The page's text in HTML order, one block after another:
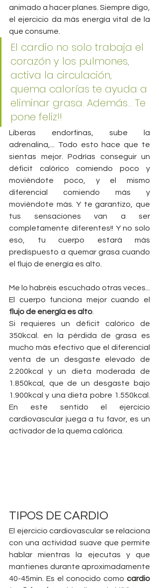
animado a hacer planes. Siempre digo,
el ejercicio da más energía vital de la
que consume.
El cardio no solo trabaja el
corazón y los pulmones,
activa la circulación,
quema calorías te ayuda a
eliminar grasa. Además... Te
pone feliz!!
Liberas endorfinas, sube la
adrenalina,... Todo esto hace que te
sientas mejor. Podrías conseguir un
déficit calórico comiendo poco y
moviéndote poco, y el mismo
diferencial comiendo más y
moviéndote más. Y te garantizo, que
tus sensaciones van a ser
completamente diferentes!! Y no solo
eso, tu cuerpo estará más
predispuesto a quemar grasa cuando
el flujo de energía es alto.
Me lo habréis escuchado otras veces...
flujo de energía es alto
Si requieres un déficit calórico de
350kcal. en la pérdida de grasa es
mucho más efectivo que el diferencial
venta de un desgaste elevado de
2.200kcal y un dieta moderada de
1.850kcal, que de un desgaste bajo
1.900kcal y una dieta pobre 1.550kcal.
En este sentido el ejercicio
cardiovascular juega a tu favor, es un
activador de la quema calórica.
TIPOS DE CARDIO
El ejercicio cardiovascular se relaciona
con una actividad suave que permite
hablar mientras la ejecutas y que
mantienes durante aproximadamente
40-45min. Es el conocido como cardio